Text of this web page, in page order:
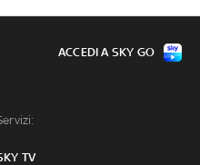
TV
ACCEDI A SKY GO